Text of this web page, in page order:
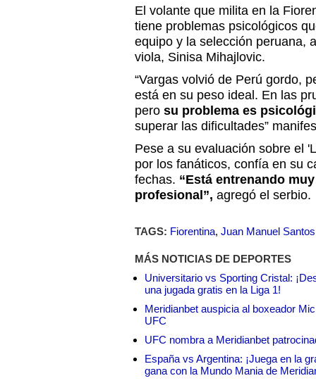
El volante que milita en la
tiene problemas psicológicos
equipo y la selección peruana,
viola, Sinisa Mihajlovic.
“Vargas volvió de Perú gordo,
está en su peso ideal. En las
pero su problema es
superar las dificultades”
Pese a su evaluación sobre el
por los fanáticos, confía en su
fechas. “Está entrenando
profesional”, agregó el serbio.
TAGS: Fiorentina, Juan Manuel Santos
MÁS NOTICIAS DE DEPORTES
Universitario vs Sporting Cristal:
una jugada gratis en la Liga 1!
Meridianbet auspicia al boxeador
UFC
UFC nombra a Meridianbet
España vs Argentina: ¡Juega en la
gana con la Mundo Mania de